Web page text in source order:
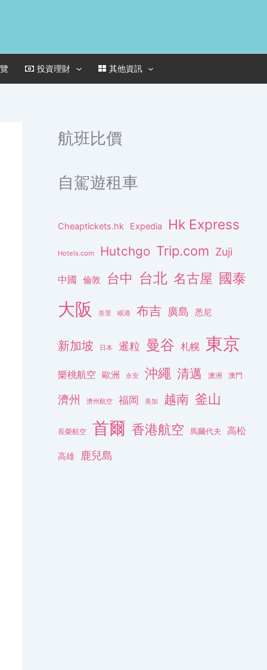
投資理財 其他資訊
航班比價
自駕遊租車
Cheaptickets.hk Expedia Hk Express
Hotels.com Hutchgo Trip.com Zuji
中國 倫敦 台中 台北 名古屋 國泰
大阪 峇里 峴港 布吉 廣島 悉尼
新加坡 日本 暹粒 曼谷 札幌 東京
樂桃航空 歐洲 永安 沖繩 清邁 澳洲 澳門
濟州 濟州航空 福岡 美加 越南 釜山
長榮航空 首爾 香港航空 馬爾代夫 高松
高雄 鹿兒島